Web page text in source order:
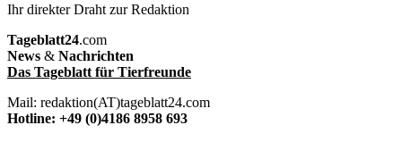
Ihr direkter Draht zur Redaktion
Tageblatt24.com
News & Nachrichten
Das Tageblatt für Tierfreunde
Mail: redaktion(AT)tageblatt24.com
Hotline: +49 (0)4186 8958 693